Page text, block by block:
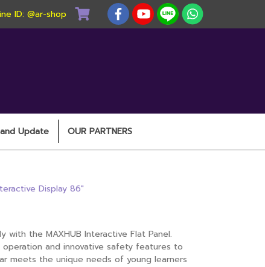
ID: @ar-shop
Update OUR PARTNERS
Display 86"
the MAXHUB Interactive Flat Panel.
and innovative safety features to
meets the unique needs of young learners